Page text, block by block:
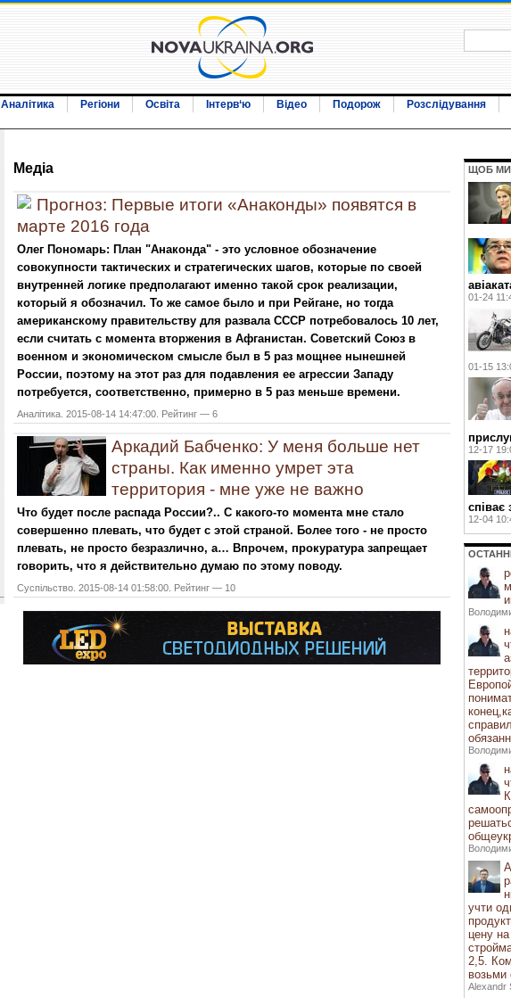
Аналітика Регіони Освіта Інтерв‘ю Відео Подорож Розслідування
Медiа
Прогноз: Первые итоги «Анаконды» появятся в
марте 2016 года
Олег Пономарь: План "Анаконда" - это условное обозначение
совокупности тактических и стратегических шагов, которые по своей
внутренней логике предполагают именно такой срок реализации,
который я обозначил. То же самое было и при Рейгане, но тогда
американскому правительству для развала СССР потребовалось 10 лет,
если считать с момента вторжения в Афганистан. Советский Союз в
военном и экономическом смысле был в 5 раз мощнее нынешней
России, поэтому на этот раз для подавления ее агрессии Западу
потребуется, соответственно, примерно в 5 раз меньше времени.
Аналітика. 2015-08-14 14:47:00. Рейтинг — 6
Аркадий Бабченко: У меня больше нет
страны. Как именно умрет эта
территория - мне уже не важно
Что будет после распада России?.. С какого-то момента мне стало
совершенно плевать, что будет с этой страной. Более того - не просто
плевать, не просто безразлично, а… Впрочем, прокуратура запрещает
говорить, что я действительно думаю по этому поводу.
Суспільство. 2015-08-14 01:58:00. Рейтинг — 10
ЩОБ МИ
01-24
01-15
12-17
співає
12-04
учти
цену
2,5.
Alexandr